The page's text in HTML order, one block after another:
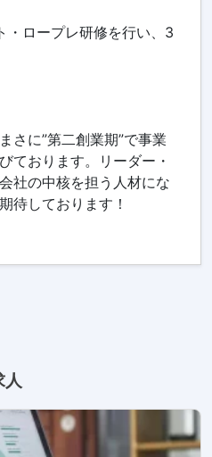
・ロープレ研修を行い、3
さに”第二創業期”で事業
ております。リーダー・
社の中核を担う人材にな
待しております！
人